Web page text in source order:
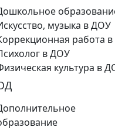
музыка в ДОУ
работа
в ДОУ
культура в